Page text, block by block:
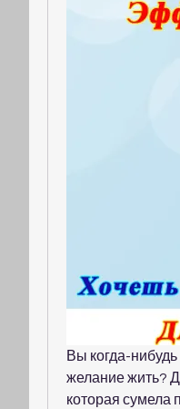
Вы когда-
желание жить?
которая сумела